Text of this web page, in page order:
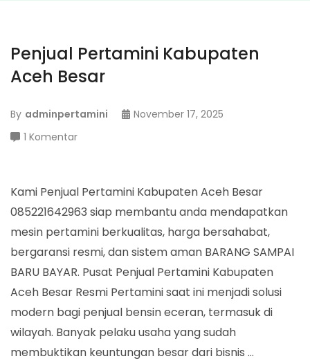
Penjual Pertamini Kabupaten
Aceh Besar
By adminpertamini
November 17, 2025
1 Komentarpada
Kabupaten
Aceh
Besar
Kami Penjual Pertamini Kabupaten Aceh Besar
085221642963 siap membantu anda mendapatkan
mesin pertamini berkualitas, harga bersahabat,
bergaransi resmi, dan sistem aman BARANG SAMPAI
BARU BAYAR. Pusat Penjual Pertamini Kabupaten
Aceh Besar Resmi Pertamini saat ini menjadi solusi
modern bagi penjual bensin eceran, termasuk di
wilayah. Banyak pelaku usaha yang sudah
membuktikan keuntungan besar dari bisnis …